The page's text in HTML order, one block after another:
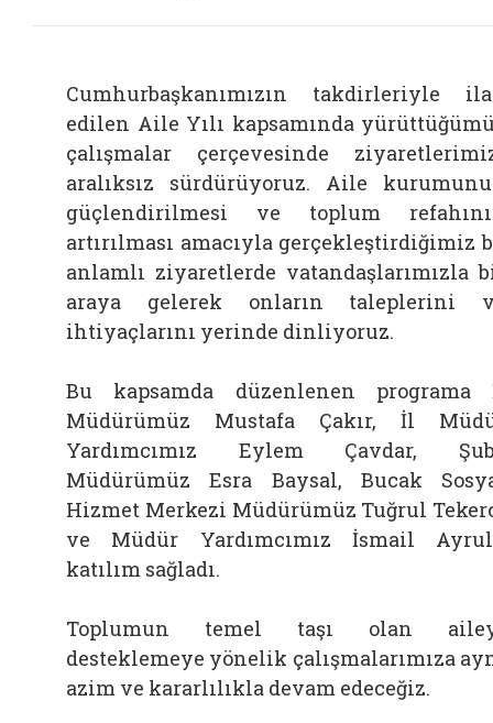
Cumhurbaşkanımızın takdirleriyle
edilen Aile Yılı kapsamında
çalışmalar çerçevesinde
aralıksız sürdürüyoruz. Aile
güçlendirilmesi ve toplum
artırılması amacıyla gerçekleştirdiğimiz
anlamlı ziyaretlerde vatandaşlarımızla
araya gelerek onların taleplerini
ihtiyaçlarını yerinde dinliyoruz.
Bu kapsamda düzenlenen programa
Müdürümüz Mustafa Çakır, İl
Yardımcımız Eylem Çavdar,
Müdürümüz Esra Baysal, Bucak
Hizmet Merkezi Müdürümüz Tuğrul
ve Müdür Yardımcımız İsmail
katılım sağladı.
Toplumun temel taşı olan
desteklemeye yönelik çalışmalarımıza
azim ve kararlılıkla devam edeceğiz.